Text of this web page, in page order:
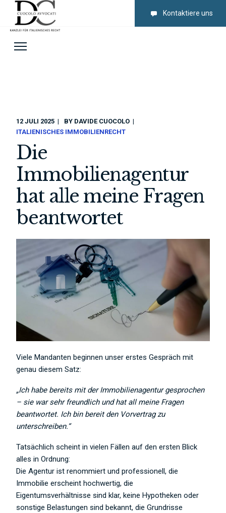
Kontaktiere uns
12 JULI 2025 BY DAVIDE CUOCOLO
ITALIENISCHES IMMOBILIENRECHT
Die
Immobilienagentur
hat alle meine Fragen
beantwortet
Viele Mandanten beginnen unser erstes Gespräch mit
genau diesem Satz:
„Ich habe bereits mit der Immobilienagentur gesprochen
– sie war sehr freundlich und hat all meine Fragen
beantwortet. Ich bin bereit den Vorvertrag zu
unterschreiben.“
Tatsächlich scheint in vielen Fällen auf den ersten Blick
alles in Ordnung:
Die Agentur ist renommiert und professionell, die
Immobilie erscheint hochwertig, die
Eigentumsverhältnisse sind klar, keine Hypotheken oder
sonstige Belastungen sind bekannt, die Grundrisse